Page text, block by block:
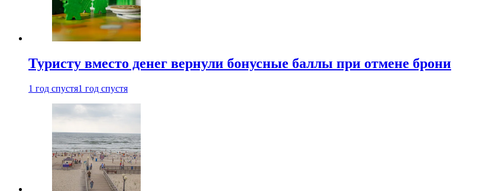
Туристу вместо денег вернули бонусные баллы при отмене брони
1 год спустя1 год спустя